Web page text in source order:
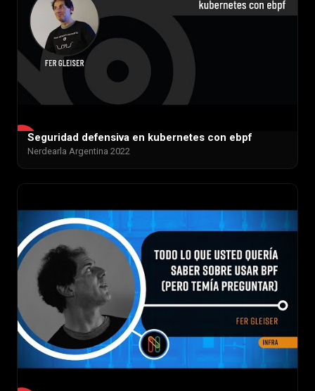
Seguridad defensiva en kubernetes con ebpf
Nerdearla Argentina 2022